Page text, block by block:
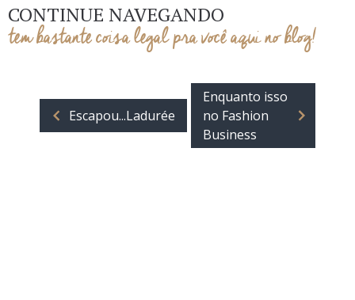
CONTINUE NAVEGANDO
tem bastante coisa legal pra você aqui no blog!
Escapou...Ladurée
Enquanto isso
no Fashion
Business